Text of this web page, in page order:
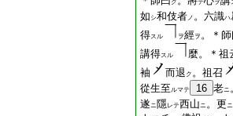
ク テ ヲ
如 シ和伎者ノ 。六識ハ
得スル ヲ經ヲ 。＊
講得スル
麼。＊祖
袖
而退 ク 。祖召
從生至ルマテ 16 老ニ
遂ニ隱レテ西山ニ。更ニ